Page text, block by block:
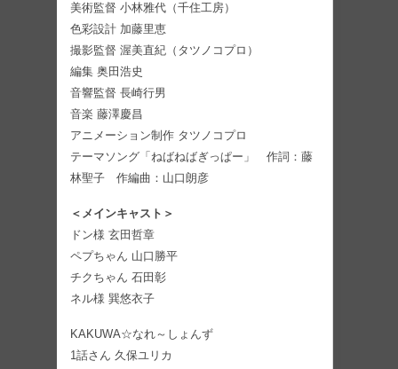
美術監督 小林雅代（千住工房）
色彩設計 加藤里恵
撮影監督 渥美直紀（タツノコプロ）
編集 奥田浩史
音響監督 長崎行男
音楽 藤澤慶昌
アニメーション制作 タツノコプロ
テーマソング「ねばねばぎっぱー」 作詞：藤
林聖子 作編曲：山口朗彦
＜メインキャスト＞
ドン様 玄田哲章
ペプちゃん 山口勝平
チクちゃん 石田彰
ネル様 巽悠衣子
KAKUWA☆なれ～しょんず
1話さん 久保ユリカ